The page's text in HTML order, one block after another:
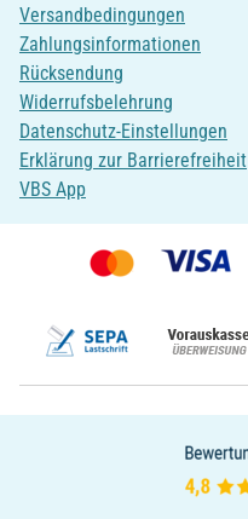
Versandbedingungen
Zahlungsinformationen
Rücksendung
Widerrufsbelehrung
Datenschutz-Einstellungen
Erklärung zur Barrierefreiheit
VBS App